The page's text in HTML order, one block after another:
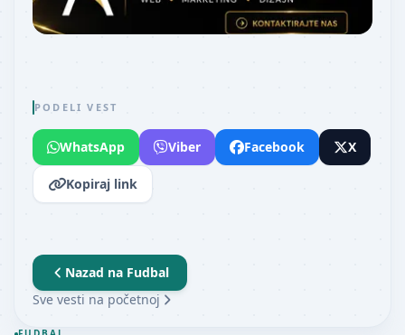
PODELI VEST
WhatsApp Viber Facebook X
Kopiraj link
Nazad na Fudbal
Sve vesti na početnoj